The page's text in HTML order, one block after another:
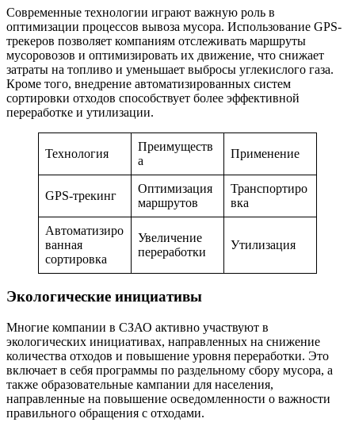
Современные технологии играют важную роль в
оптимизации процессов вывоза мусора. Использование GPS-
трекеров позволяет компаниям отслеживать маршруты
мусоровозов и оптимизировать их движение, что снижает
затраты на топливо и уменьшает выбросы углекислого газа.
Кроме того, внедрение автоматизированных систем
сортировки отходов способствует более эффективной
переработке и утилизации.
Технология
Преимуществ
а
Применение
GPS-трекинг
Оптимизация
маршрутов
Транспортиро
вка
Автоматизиро
ванная
сортировка
Увеличение
переработки
Утилизация
Экологические инициативы
Многие компании в СЗАО активно участвуют в
экологических инициативах, направленных на снижение
количества отходов и повышение уровня переработки. Это
включает в себя программы по раздельному сбору мусора, а
также образовательные кампании для населения,
направленные на повышение осведомленности о важности
правильного обращения с отходами.